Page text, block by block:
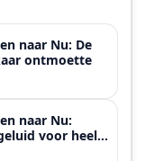
naar Nu: De
ontmoette
naar Nu:
voor heel